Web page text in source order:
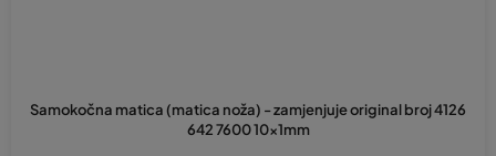
Samokočna matica (matica noža) - zamjenjuje original broj 4126
642 7600 10x1mm